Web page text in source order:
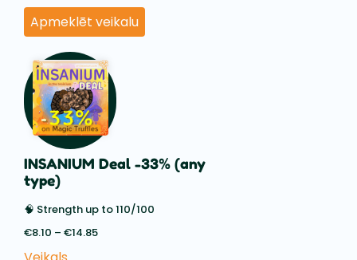
Apmeklēt veikalu
INSANIUM Deal -33% (any
type)
🧠 Strength up to 110/100
€8.10 – €14.85